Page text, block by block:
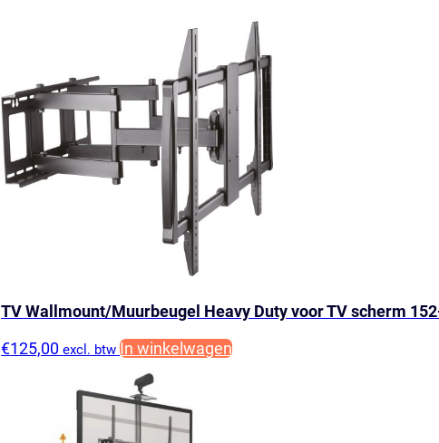
TV Wallmount/Muurbeugel Heavy Duty voor TV scherm
€125,00 excl. btw In winkelwagen